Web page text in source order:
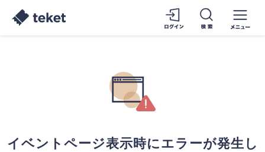
イベントページ表示時にエラーが発生し